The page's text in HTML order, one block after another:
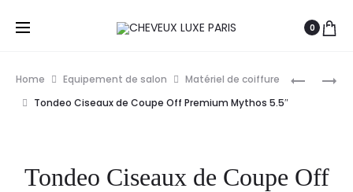
0
JAGUAR
CL
TONDEO
Home Equipement de salon
Matériel de coiffure
Tondeo Ciseaux de Coupe Off Premium Mythos 5.5″
Tondeo Ciseaux de Coupe Off